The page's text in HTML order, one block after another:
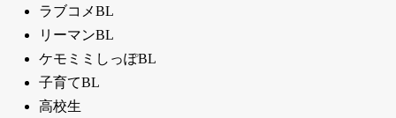
ラブコメBL
リーマンBL
ケモミミしっぽBL
子育てBL
高校生